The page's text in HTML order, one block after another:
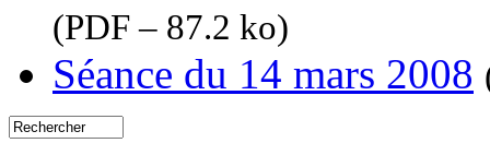
(PDF – 87.2 ko)
Séance du 14 mars 2008